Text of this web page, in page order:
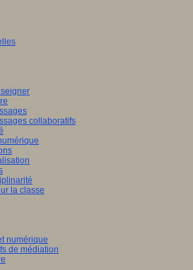
collaboratifs
la classe
numérique
de médiation